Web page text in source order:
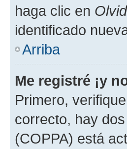
haga clic en
identificado
Arriba
Me registré ¡y
Primero,
correcto, hay
(COPPA) está